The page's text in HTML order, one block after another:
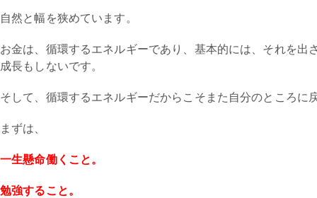
自然と幅を狭めています。
お金は、循環するエネルギーであり、基本的には、それを出
成長もしないです。
そして、循環するエネルギーだからこそまた自分のところに
まずは、
一生懸命働くこと。
勉強すること。